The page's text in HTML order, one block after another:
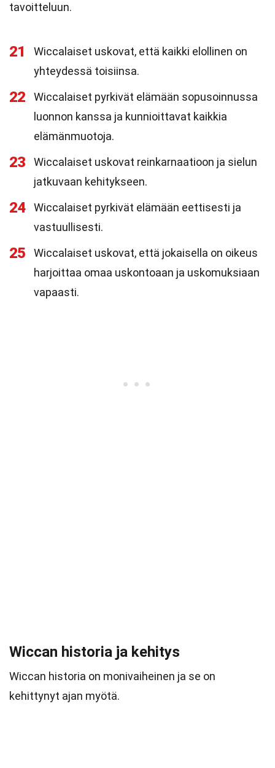
tavoitteluun.
21
Wiccalaiset uskovat, että kaikki elollinen on
yhteydessä toisiinsa.
22
Wiccalaiset pyrkivät elämään sopusoinnussa
luonnon kanssa ja kunnioittavat kaikkia
elämänmuotoja.
23
Wiccalaiset uskovat reinkarnaatioon ja sielun
jatkuvaan kehitykseen.
24
Wiccalaiset pyrkivät elämään eettisesti ja
vastuullisesti.
25
Wiccalaiset uskovat, että jokaisella on oikeus
harjoittaa omaa uskontoaan ja uskomuksiaan
vapaasti.
Wiccan historia ja kehitys
Wiccan historia on monivaiheinen ja se on
kehittynyt ajan myötä.